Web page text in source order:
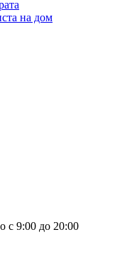
на дом
с 9:00 до 20:00